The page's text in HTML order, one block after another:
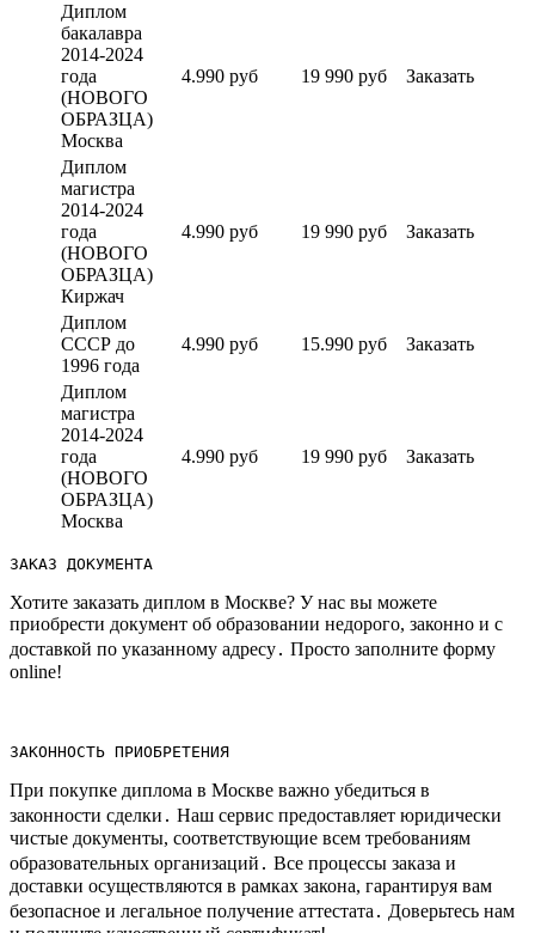
Диплом
бакалавра
2014-2024
года
(НОВОГО
ОБРАЗЦА)
Москва
4.990 руб 19 990 руб Заказать
Диплом
магистра
2014-2024
года
(НОВОГО
ОБРАЗЦА)
Киржач
4.990 руб 19 990 руб Заказать
Диплом
СССР до
1996 года
4.990 руб 15.990 руб Заказать
Диплом
магистра
2014-2024
года
(НОВОГО
ОБРАЗЦА)
Москва
4.990 руб 19 990 руб Заказать
ЗАКАЗ ДОКУМЕНТА
Хотите заказать диплом в Москве?​ У нас вы можете
приобрести документ об образовании недорого, законно и с
доставкой по указанному адресу․ Просто заполните форму
online!​
ЗАКОННОСТЬ ПРИОБРЕТЕНИЯ
При покупке диплома в Москве важно убедиться в
законности сделки․ Наш сервис предоставляет юридически
чистые документы, соответствующие всем требованиям
образовательных организаций․ Все процессы заказа и
доставки осуществляются в рамках закона, гарантируя вам
безопасное и легальное получение аттестата․ Доверьтесь нам